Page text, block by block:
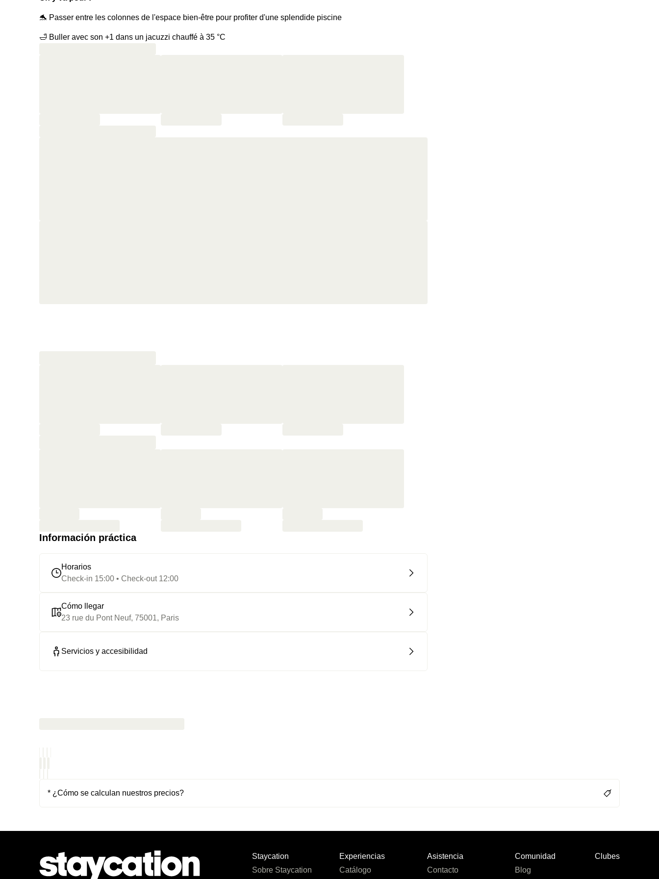
🐬 Passer entre les colonnes de l'espace bien-être pour profiter d'une splendide piscine
🛁 Buller avec son +1 dans un jacuzzi chauffé à 35 °C
Información práctica
Horarios
Check-in 15:00 • Check-out 12:00
Cómo llegar
23 rue du Pont Neuf, 75001, Paris
Servicios y accesibilidad
* ¿Cómo se calculan nuestros precios?
Staycation
Sobre Staycation
Experiencias
Catálogo
Asistencia
Contacto
Comunidad
Blog
Clubes